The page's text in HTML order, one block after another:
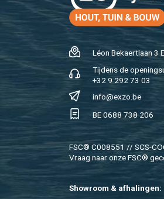
Léon Be­kaert­laan 3
Tij­dens de
+32 9 292 73 03
info@​exzo.​be
BE 0688 738 206
FSC® C008551 // SCS-
Vraag naar onze FSC®
Show­room & af­ha­lin­gen: